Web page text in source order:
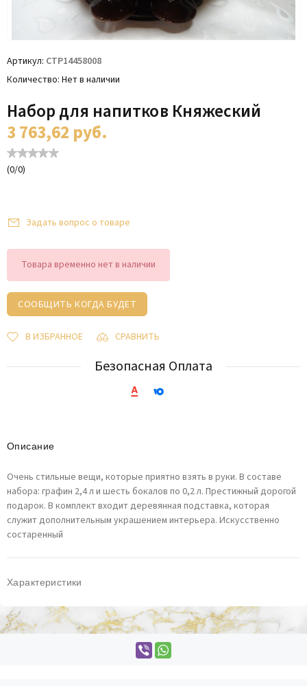
Артикул СТР14458008
Количество Нет в наличии
Набор для напитков Княжеский
3 763,62 руб.
(0/0)
Задать вопрос о товаре
Товара временно нет в наличии
СООБЩИТЬ КОГДА БУДЕТ
В ИЗБРАННОЕ СРАВНИТЬ
Безопасная Оплата
Описание
Очень стильные вещи, которые приятно взять в руки. В составе
набора: графин 2,4 л и шесть бокалов по 0,2 л. Престижный дорогой
подарок. В комплект входит деревянная подставка, которая
служит дополнительным украшением интерьера. Искусственно
состаренный
Характеристики